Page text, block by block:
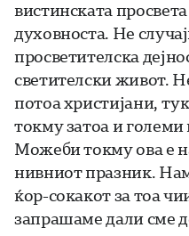
вистинската
духовноста. Не
просветителска
светителски живот.
потоа христијани,
токму затоа и големи
Можеби токму ова е
нивниот празник.
ќор-сокакот за тоа
запрашаме дали сме